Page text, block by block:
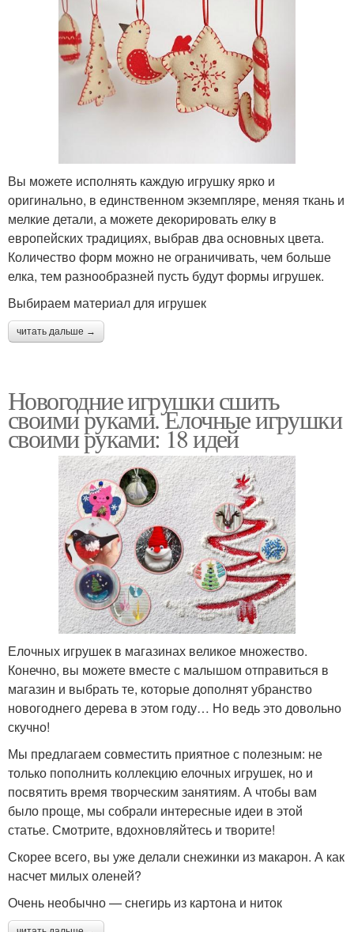
Вы можете исполнять каждую игрушку ярко и
оригинально, в единственном экземпляре, меняя ткань и
мелкие детали, а можете декорировать елку в
европейских традициях, выбрав два основных цвета.
Количество форм можно не ограничивать, чем больше
елка, тем разнообразней пусть будут формы игрушек.
Выбираем материал для игрушек
читать дальше →
Новогодние игрушки сшить
своими руками. Елочные игрушки
своими руками: 18 идей
Елочных игрушек в магазинах великое множество.
Конечно, вы можете вместе с малышом отправиться в
магазин и выбрать те, которые дополнят убранство
новогоднего дерева в этом году… Но ведь это довольно
скучно!
Мы предлагаем совместить приятное с полезным: не
только пополнить коллекцию елочных игрушек, но и
посвятить время творческим занятиям. А чтобы вам
было проще, мы собрали интересные идеи в этой
статье. Смотрите, вдохновляйтесь и творите!
Скорее всего, вы уже делали снежинки из макарон. А как
насчет милых оленей?
Очень необычно — снегирь из картона и ниток